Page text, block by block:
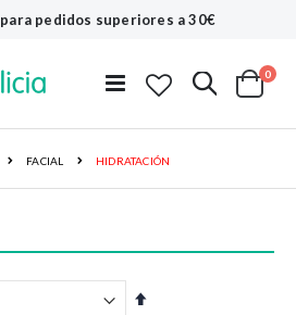
para pedidos superiores a 30€
Buscar
Cart
0
FACIAL HIDRATACIÓN
Fijar